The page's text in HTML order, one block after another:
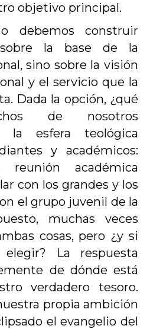
objetivo principal.
debemos construir
la base de la
sino sobre la visión
y el servicio que la
Dada la opción, ¿qué
de nosotros
la esfera teológica
y académicos:
académica
con los grandes y los
el grupo juvenil de la
muchas veces
cosas, pero ¿y si
La respuesta
de dónde está
verdadero tesoro.
propia ambición
el evangelio del